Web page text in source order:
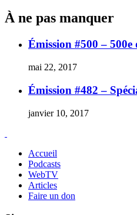
À ne pas manquer
Émission #500 –
mai 22, 2017
Émission #482 –
janvier 10, 2017
Accueil
Podcasts
WebTV
Articles
Faire un don